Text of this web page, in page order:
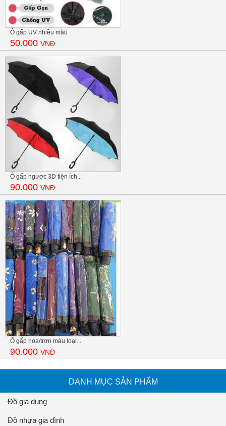
Ô gấp UV nhiều màu
50.000 VNĐ
Ô gấp ngược 3D tiện ích...
90.000 VNĐ
Ô gấp hoa/trơn màu loại...
90.000 VNĐ
DANH MỤC SẢN PHẨM
Đồ gia dụng
Đồ nhựa gia đình